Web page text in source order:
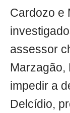
Cardozo e
assessor
Marzagão,
impedir a
Delcídio,